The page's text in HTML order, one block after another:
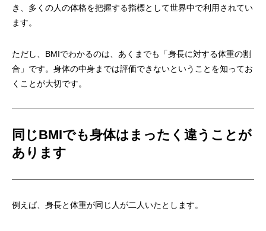
き、多くの人の体格を把握する指標として世界中で利用されてい
ます。
ただし、BMIでわかるのは、あくまでも「身長に対する体重の割
合」です。身体の中身までは評価できないということを知ってお
くことが大切です。
同じBMIでも身体はまったく違うことが
あります
例えば、身長と体重が同じ人が二人いたとします。